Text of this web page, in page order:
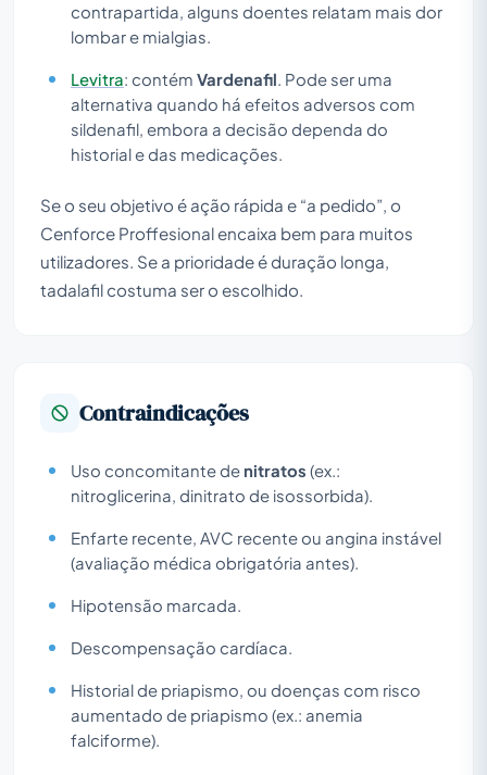
contrapartida, alguns doentes relatam mais dor
lombar e mialgias.
Levitra: contém Vardenafil . Pode ser uma
alternativa quando há efeitos adversos com
sildenafil, embora a decisão dependa do
historial e das medicações.
Se o seu objetivo é ação rápida e “a pedido”, o
Cenforce Proffesional encaixa bem para muitos
utilizadores. Se a prioridade é duração longa,
tadalafil costuma ser o escolhido.
Contraindicações
Uso concomitante de nitratos (ex.:
nitroglicerina, dinitrato de isossorbida).
Enfarte recente, AVC recente ou angina instável
(avaliação médica obrigatória antes).
Hipotensão marcada.
Descompensação cardíaca.
Historial de priapismo, ou doenças com risco
aumentado de priapismo (ex.: anemia
falciforme).